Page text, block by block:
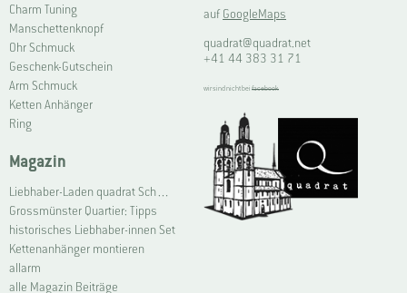
Charm Tuning
Manschettenknopf
Ohr Schmuck
Geschenk-Gutschein
Arm Schmuck
Ketten Anhänger
Ring
Magazin
Liebhaber-Laden quadrat Schmuck Grossmünster | Connoisseur Shop quadrat jewellery Grossmünster
Grossmünster Quartier: Tipps
historisches Liebhaber-innen Set
Kettenanhänger montieren
allarm
alle Magazin Beiträge
auf GoogleMaps
quadrat@quadrat.net
+41 44 383 31 71
wir sind nicht bei facebook